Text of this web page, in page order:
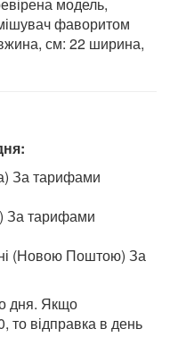
фаворитом
см: 22 ширина,
За тарифами
За тарифами
(Новою Поштою) За
дня. Якщо
відправка в день